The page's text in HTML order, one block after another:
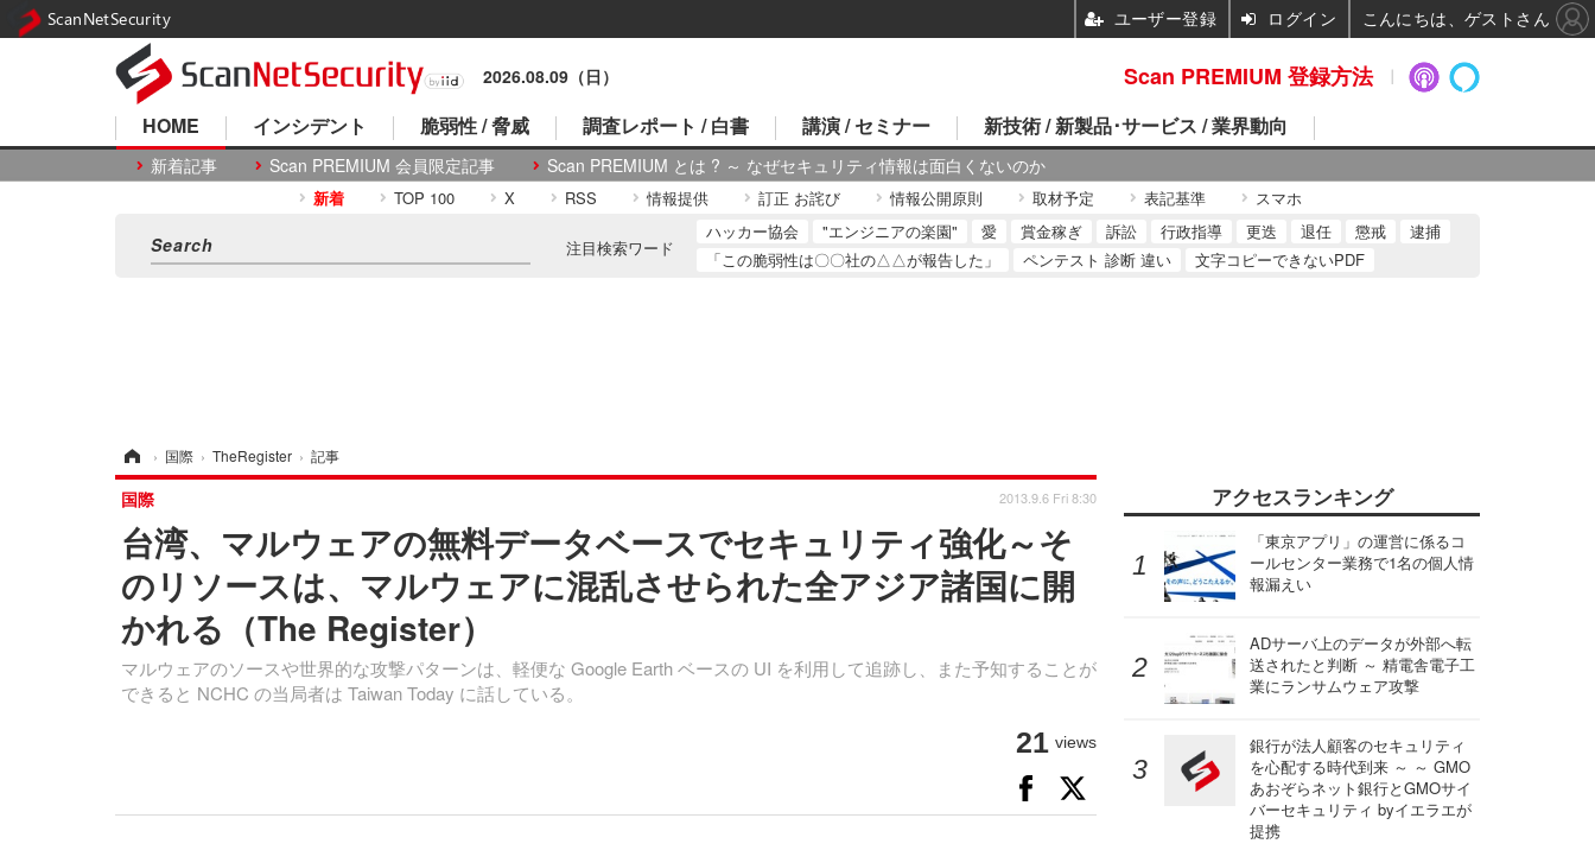
2026.08.09（日）
HOME
新着記事 Scan PREMIUM 会員限定記事 Scan PREMIUM とは ? ～ なぜセキュリティ情報は面白くないのか
インシデント 脆弱性 / 脅威 調査レポート / 白書 講演 / セミナー 新技術 / 新製品･サービス / 業界動向
新着 TOP 100 X RSS 情報提供 訂正 お詫び 情報公開原則 取材予定 表記基準 スマホ
注目検索ワード
ハッカー協会 "エンジニアの楽園" 愛 賞金稼ぎ 訴訟 行政指導 更迭 退任 懲戒
逮捕
「この脆弱性は〇〇社の△△が報告した」
ペンテスト 診断 違い 文字コピーできないPDF
› 国際 › TheRegister › 記事
台湾、マルウェアの無料データベースでセキュリティ強化～そ
のリソースは、マルウェアに混乱させられた全アジア諸国に開
かれる（The Register）
マルウェアのソースや世界的な攻撃パターンは、軽便な Google Earth ベースの UI を利用して追跡し、また予知することが
できると NCHC の当局者は Taiwan Today に話している。
国際 2013.9.6 Fri 8:30
21 views
アクセスランキング
「東京アプリ」の運営に係るコ
ールセンター業務で1名の個人情
報漏えい
ADサーバ上のデータが外部へ転
送されたと判断 ～ 精電舎電子工
業にランサムウェア攻撃
銀行が法人顧客のセキュリティ
を心配する時代到来 ～ ～ GMO
あおぞらネット銀行とGMOサイ
バーセキュリティ byイエラエが
提携
Scan PREMIUM 登録方法
ScanNetSecurity ユーザー登録 ログイン こんにちは、ゲストさん